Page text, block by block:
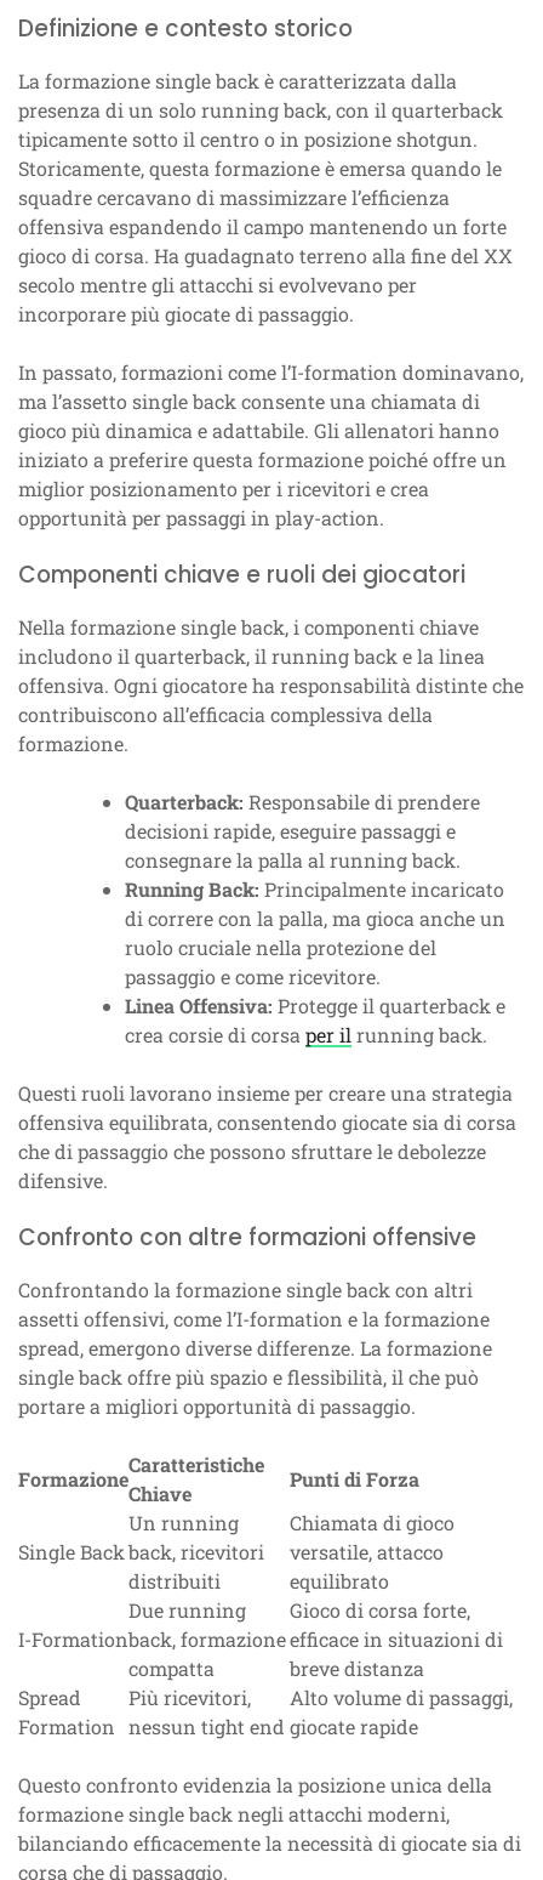
Definizione e contesto storico
La formazione single back è caratterizzata dalla
presenza di un solo running back, con il quarterback
tipicamente sotto il centro o in posizione shotgun.
Storicamente, questa formazione è emersa quando le
squadre cercavano di massimizzare l’efficienza
offensiva espandendo il campo mantenendo un forte
gioco di corsa. Ha guadagnato terreno alla fine del XX
secolo mentre gli attacchi si evolvevano per
incorporare più giocate di passaggio.
In passato, formazioni come l’I-formation dominavano,
ma l’assetto single back consente una chiamata di
gioco più dinamica e adattabile. Gli allenatori hanno
iniziato a preferire questa formazione poiché offre un
miglior posizionamento per i ricevitori e crea
opportunità per passaggi in play-action.
Componenti chiave e ruoli dei giocatori
Nella formazione single back, i componenti chiave
includono il quarterback, il running back e la linea
offensiva. Ogni giocatore ha responsabilità distinte che
contribuiscono all’efficacia complessiva della
formazione.
Quarterback: Responsabile di prendere
decisioni rapide, eseguire passaggi e
consegnare la palla al running back.
Running Back: Principalmente incaricato
di correre con la palla, ma gioca anche un
ruolo cruciale nella protezione del
passaggio e come ricevitore.
Linea Offensiva: Protegge il quarterback e
crea corsie di corsaper ilrunning back.
Questi ruoli lavorano insieme per creare una strategia
offensiva equilibrata, consentendo giocate sia di corsa
che di passaggio che possono sfruttare le debolezze
difensive.
Confronto con altre formazioni offensive
Confrontando la formazione single back con altri
assetti offensivi, come l’I-formation e la formazione
spread, emergono diverse differenze. La formazione
single back offre più spazio e flessibilità, il che può
portare a migliori opportunità di passaggio.
Formazione
Caratteristiche
Chiave
Punti di Forza
Single Back
Un running
back, ricevitori
distribuiti
Chiamata di gioco
versatile, attacco
equilibrato
I-Formation
Due running
back, formazione
compatta
Gioco di corsa forte,
efficace in situazioni di
breve distanza
Spread
Formation
Più ricevitori,
nessun tight end
Alto volume di passaggi,
giocate rapide
Questo confronto evidenzia la posizione unica della
formazione single back negli attacchi moderni,
bilanciando efficacemente la necessità di giocate sia di
corsa che di passaggio.